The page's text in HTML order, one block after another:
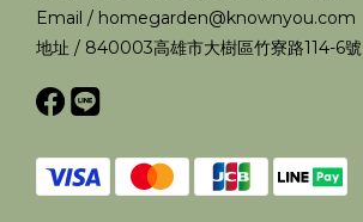
Email / homegarden@knownyou.com
地址 / 840003高雄市大樹區竹寮路114-6號